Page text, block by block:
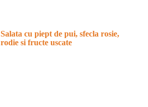
Salata cu piept de pui, sfecla rosie,
rodie si fructe uscate